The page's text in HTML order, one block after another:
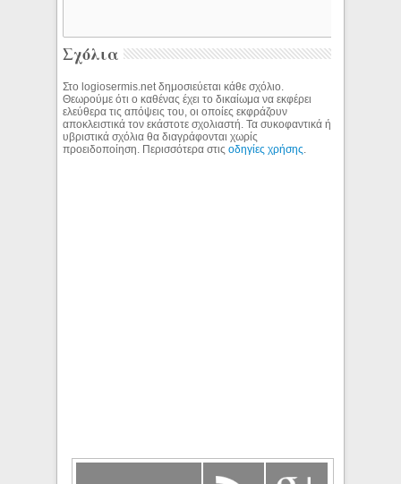
Σχόλια
Στο logiosermis.net δημοσιεύεται κάθε σχόλιο.
Θεωρούμε ότι ο καθένας έχει το δικαίωμα να εκφέρει
ελεύθερα τις απόψεις του, οι οποίες εκφράζουν
αποκλειστικά τον εκάστοτε σχολιαστή. Τα συκοφαντικά ή
υβριστικά σχόλια θα διαγράφονται χωρίς
προειδοποίηση. Περισσότερα στιςοδηγίες χρήσης